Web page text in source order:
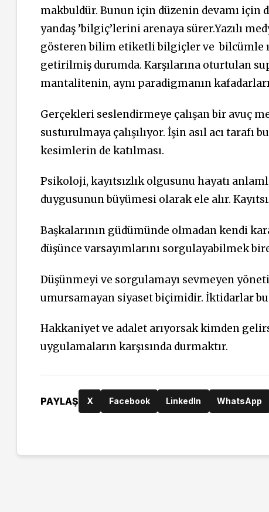
makbuldür. Bunun için düzenin devamı için
yandaş ’bilgiç’lerini arenaya sürer.Yazılı
gösteren bilim etiketli bilgiçler ve bilcümle
getirilmiş durumda. Karşılarına oturtulan
mantalitenin, aynı paradigmanın
Gerçekleri seslendirmeye çalışan bir avuç
susturulmaya çalışılıyor. İşin asıl acı
kesimlerin de katılması.
Psikoloji, kayıtsızlık olgusunu hayatı
duygusunun büyümesi olarak ele alır.
Başkalarının güdümünde olmadan kendi
düşünce varsayımlarını sorgulayabilmek
Düşünmeyi ve sorgulamayı sevmeyen
umursamayan siyaset biçimidir. İktidarlar
Hakkaniyet ve adalet arıyorsak kimden
uygulamaların karşısında durmaktır.
PAYLAŞ X Facebook LinkedIn WhatsApp